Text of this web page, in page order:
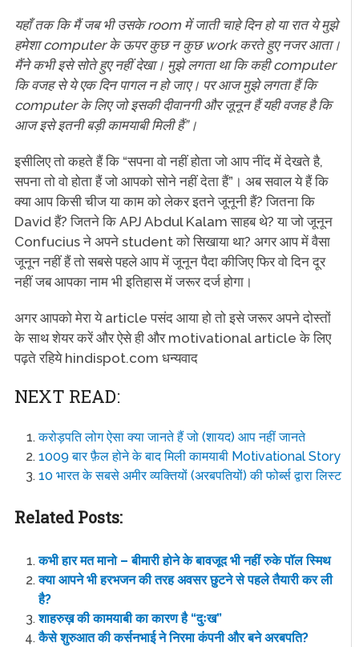
यहाँ तक कि मैं जब भी उसके room में जाती चाहे दिन हो या रात ये मुझे
हमेशा computer के ऊपर कुछ न कुछ work करते हुए नजर आता।
मैंने कभी इसे सोते हुए नहीं देखा। मुझे लगता था कि कही computer
कि वजह से ये एक दिन पागल न हो जाए। पर आज मुझे लगता हैं कि
computer के लिए जो इसकी दीवानगी और जूनून हैं यही वजह है कि
आज इसे इतनी बड़ी कामयाबी मिली हैं”।
इसीलिए तो कहते हैं कि “सपना वो नहीं होता जो आप नींद में देखते है,
सपना तो वो होता हैं जो आपको सोने नहीं देता हैं”। अब सवाल ये हैं कि
क्या आप किसी चीज या काम को लेकर इतने जूनूनी हैं? जितना कि
David हैं? जितने कि APJ Abdul Kalam साहब थे? या जो जूनून
Confucius ने अपने student को सिखाया था? अगर आप में वैसा
जूनून नहीं हैं तो सबसे पहले आप में जूनून पैदा कीजिए फिर वो दिन दूर
नहीं जब आपका नाम भी इतिहास में जरूर दर्ज होगा।
अगर आपको मेरा ये article पसंद आया हो तो इसे जरूर अपने दोस्तों
के साथ शेयर करें और ऐसे ही और motivational article के लिए
पढ़ते रहिये hindispot.com धन्यवाद
NEXT READ:
करोड़पति लोग ऐसा क्या जानते हैं जो (शायद) आप नहीं जानते
1009 बार फ़ैल होने के बाद मिली कामयाबी Motivational Story
10 भारत के सबसे अमीर व्यक्तियों (अरबपतियों) की फोर्ब्स द्वारा लिस्ट
Related Posts:
कभी हार मत मानो – बीमारी होने के बावजूद भी नहीं रुके पॉल स्मिथ
क्या आपने भी हरभजन की तरह अवसर छुटने से पहले तैयारी कर ली
है?
शाहरुख़ की कामयाबी का कारण है “दुःख”
कैसे शुरुआत की कर्सनभाई ने निरमा कंपनी और बने अरबपति?